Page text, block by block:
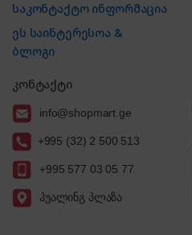
საკონტაქტო ინფორმაცია
ეს საინტერესოა &
ბლოგი
კონტაქტი
info@shopmart.ge
+995 (32) 2 500 513
+995 577 03 05 77
ჰუალინგ პლაზა